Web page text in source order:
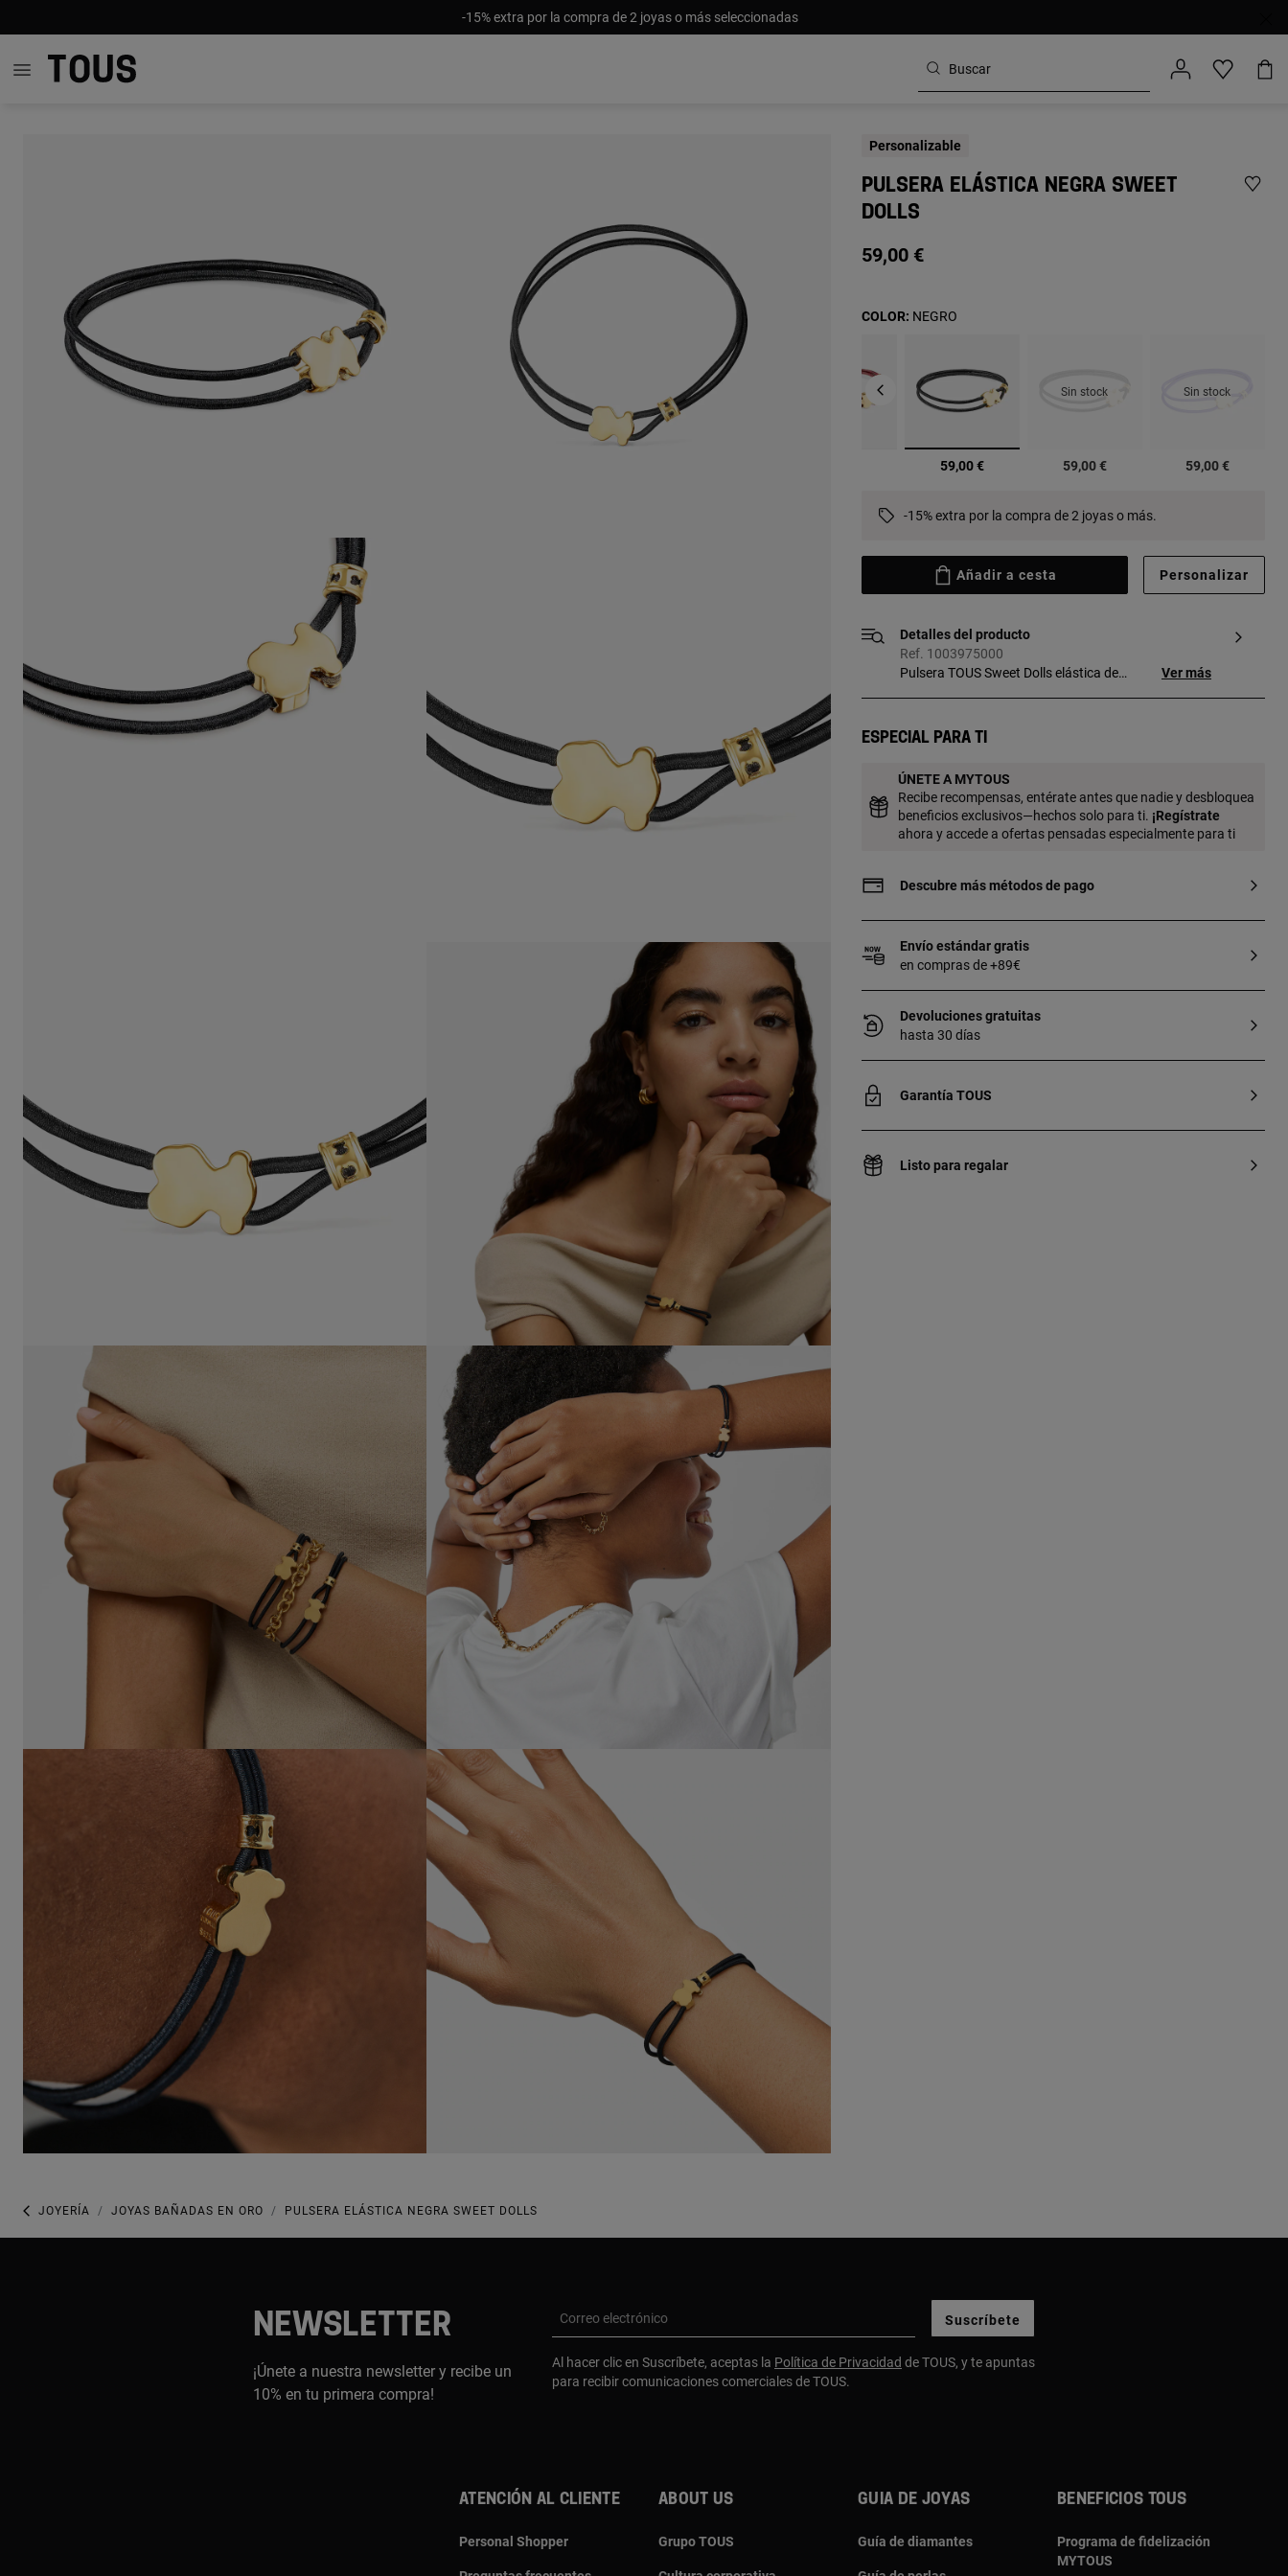
-15% extra por la compra de 2 joyas o más seleccionadas
Personalizable
PULSERA ELÁSTICA NEGRA SWEET
DOLLS
59,00 €
seleccionado
59,00 €
Sin stock
59,00 €
Sin stock
59,00 €
COLOR: NEGRO
-15% extra por la compra de 2 joyas o más.
Añadir a cesta Personalizar
Detalles del producto
Ref. 1003975000
Pulsera TOUS Sweet Dolls elástica de
producción: Fundición. Tamaño oso: 11 x
primera ley con baño de oro de 18 a 23 kt
y 3 micras de espesor. Esta calidad
garantiza una mayor durabilidad de la
joya. Si quieres tu grabado en diferente
formato ponte en contacto con nuestro
shopper: 900 777 900
Ver más
Especial para ti
ÚNETE A MYTOUS
Recibe recompensas, entérate antes que nadie y desbloquea
beneficios exclusivos—hechos solo para ti. ¡Regístrate
ahora y accede a ofertas pensadas especialmente para ti
Descubre más métodos de pago
Envío estándar gratis
en compras de +89€
Devoluciones gratuitas
hasta 30 días
Garantía TOUS
Listo para regalar
JOYERÍA JOYAS BAÑADAS EN ORO PULSERA ELÁSTICA NEGRA SWEET DOLLS
NEWSLETTER
¡Únete a nuestra newsletter y recibe un
10% en tu primera compra!
Correo electrónico Suscríbete
Al hacer clic en Suscríbete, aceptas la Política de Privacidad de TOUS, y te apuntas
para recibir comunicaciones comerciales de TOUS.
Atención al cliente
Personal Shopper
About us
Grupo TOUS
Guia de joyas
Guía de diamantes
Beneficios TOUS
Programa de fidelización
MYTOUS